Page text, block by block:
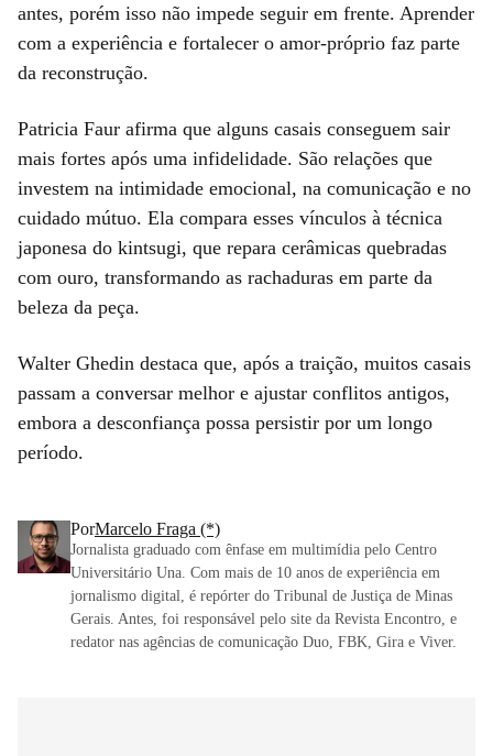
antes, porém isso não impede seguir em frente. Aprender
com a experiência e fortalecer o amor-próprio faz parte
da reconstrução.
Patricia Faur afirma que alguns casais conseguem sair
mais fortes após uma infidelidade. São relações que
investem na intimidade emocional, na comunicação e no
cuidado mútuo. Ela compara esses vínculos à técnica
japonesa do kintsugi, que repara cerâmicas quebradas
com ouro, transformando as rachaduras em parte da
beleza da peça.
Walter Ghedin destaca que, após a traição, muitos casais
passam a conversar melhor e ajustar conflitos antigos,
embora a desconfiança possa persistir por um longo
período.
PorMarcelo Fraga (*)
Jornalista graduado com ênfase em multimídia pelo Centro
Universitário Una. Com mais de 10 anos de experiência em
jornalismo digital, é repórter do Tribunal de Justiça de Minas
Gerais. Antes, foi responsável pelo site da Revista Encontro, e
redator nas agências de comunicação Duo, FBK, Gira e Viver.